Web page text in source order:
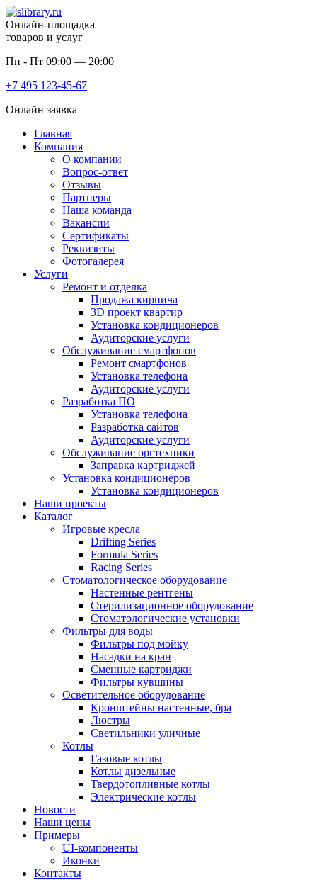
Онлайн-площадка
товаров и услуг
Пн - Пт 09:00 — 20:00
+7 495 123-45-67
Онлайн заявка
Главная
Компания
О компании
Вопрос-ответ
Отзывы
Партнеры
Наша команда
Вакансии
Сертификаты
Реквизиты
Фотогалерея
Услуги
Ремонт и отделка
Продажа кирпича
3D проект квартир
Установка кондиционеров
Аудиторские услуги
Обслуживание смартфонов
Ремонт смартфонов
Установка телефона
Аудиторские услуги
Разработка ПО
Установка телефона
Разработка сайтов
Аудиторские услуги
Обслуживание оргтехники
Заправка картриджей
Установка кондиционеров
Установка кондиционеров
Наши проекты
Каталог
Игровые кресла
Drifting Series
Formula Series
Racing Series
Стоматологическое оборудование
Настенные рентгены
Стерилизационное оборудование
Стоматологические установки
Фильтры для воды
Фильтры под мойку
Насадки на кран
Сменные картриджи
Фильтры кувшины
Осветительное оборудование
Кронштейны настенные, бра
Люстры
Светильники уличные
Котлы
Газовые котлы
Котлы дизельные
Твердотопливные котлы
Электрические котлы
Новости
Наши цены
Примеры
UI-компоненты
Иконки
Контакты